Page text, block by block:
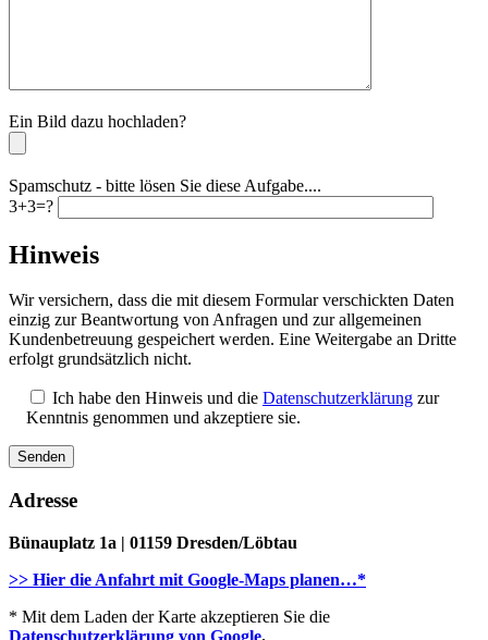
Bitte lassen Sie dieses Feld leer.
Ein Bild dazu hochladen?
Spamschutz - bitte lösen Sie diese Aufgabe....
3+3=?
Hinweis
Wir versichern, dass die mit diesem Formular verschickten Daten
einzig zur Beantwortung von Anfragen und zur allgemeinen
Kundenbetreuung gespeichert werden. Eine Weitergabe an Dritte
erfolgt grundsätzlich nicht.
Ich habe den Hinweis und die Datenschutzerklärung zur
Kenntnis genommen und akzeptiere sie.
Adresse
Bünauplatz 1a | 01159 Dresden/Löbtau
>> Hier die Anfahrt mit Google-Maps planen…*
* Mit dem Laden der Karte akzeptieren Sie die
Datenschutzerklärung von Google.